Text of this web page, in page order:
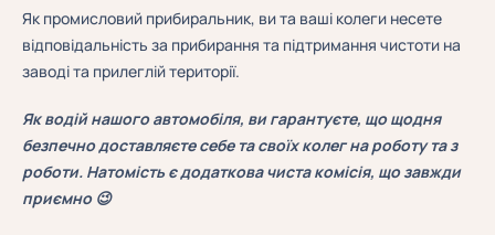
Як промисловий прибиральник, ви та ваші колеги несете
відповідальність за прибирання та підтримання чистоти на
заводі та прилеглій території.
Як водій нашого автомобіля, ви гарантуєте, що щодня
безпечно доставляєте себе та своїх колег на роботу та з
роботи. Натомість є додаткова чиста комісія, що завжди
приємно 😉